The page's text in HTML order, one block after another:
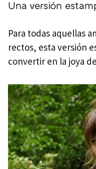
Una versión
Para todas aquellas
rectos, esta versión
convertir en la joya